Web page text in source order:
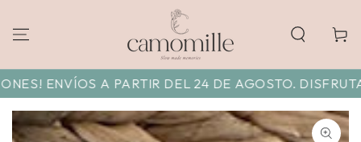
Carrito
ENVÍOS A PARTIR DEL 24 DE AGOSTO. DISFRUTA